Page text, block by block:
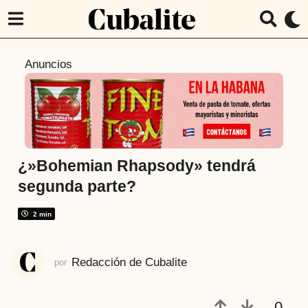
r
á
s
ñ
Anuncios
¿»Bohemian Rhapsody» tendrá
segunda parte?
2 min
por Redacción de Cubalite